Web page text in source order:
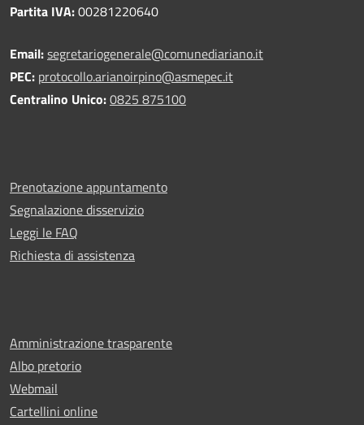
Partita IVA:00281220640
Email:segretariogenerale@comunediariano.it
PEC: protocollo.arianoirpino@asmepec.it
Centralino Unico:0825 875100
Prenotazione appuntamento
Segnalazione disservizio
Leggi le FAQ
Richiesta di assistenza
Amministrazione trasparente
Albo pretorio
Webmail
Cartellini online